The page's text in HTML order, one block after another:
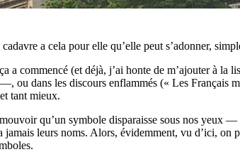
a cela pour elle qu’elle peut s’adonner,
commencé (et déjà, j’ai honte de m’ajouter à la
—, ou dans les discours enflammés (« Les Français
tant mieux.
qu’un symbole disparaisse sous nos
jamais leurs noms. Alors, évidemment, vu d’ici,